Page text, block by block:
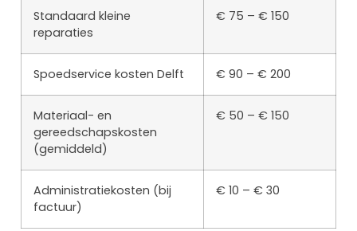
Standaard kleine
reparaties
€ 75 – € 150
Spoedservice kosten Delft € 90 – € 200
Materiaal- en
gereedschapskosten
(gemiddeld)
€ 50 – € 150
Administratiekosten (bij
factuur)
€ 10 – € 30